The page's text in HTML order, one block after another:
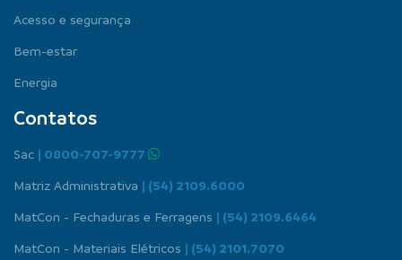
Acesso e segurança
Bem-estar
Energia
Contatos
Sac | 0800-707-9777
Matriz Administrativa | (54) 2109.6000
MatCon - Fechaduras e Ferragens | (54) 2109.6464
MatCon - Materiais Elétricos | (54) 2101.7070